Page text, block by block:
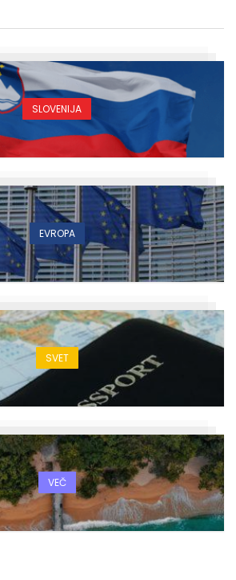
SLOVENIJA
EVROPA
SVET
VEČ